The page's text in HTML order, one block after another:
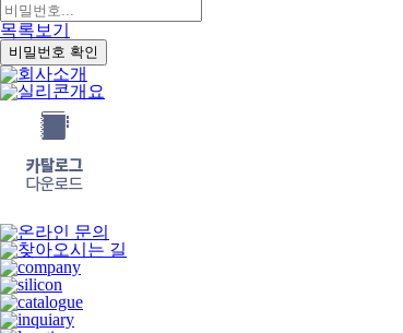
목록보기
비밀번호 확인